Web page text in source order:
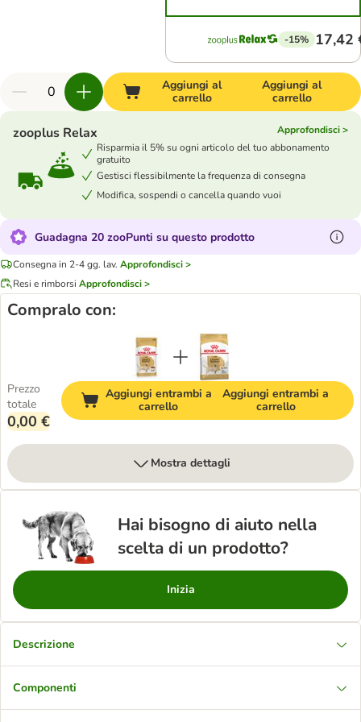
-15% 17,42
Aggiungi al
carrello
Aggiungi al
carrello
zooplus Relax
Approfondisci >
Risparmia il 5% su ogni articolo del tuo abbonamento
gratuito
Gestisci flessibilmente la frequenza di consegna
Modifica, sospendi o cancella quando vuoi
Guadagna 20 zooPunti su questo prodotto
Consegna in 2-4 gg. lav. Approfondisci >
Resi e rimborsi Approfondisci >
Compralo con:
Prezzo
totale
0,00 €
Aggiungi entrambi a
carrello
Aggiungi entrambi a
carrello
Mostra dettagli
Hai bisogno di aiuto nella
scelta di un prodotto?
Inizia
Descrizione
Componenti